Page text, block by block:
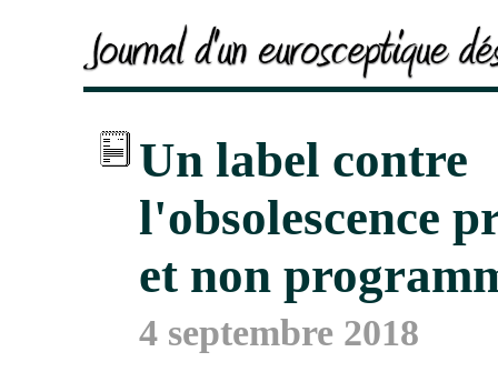
Un label contre
l'obsolescence
et non
4 septembre 2018